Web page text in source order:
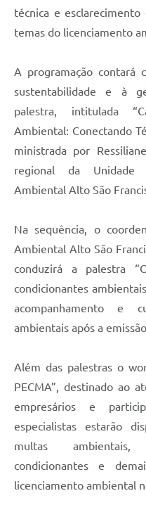
técnica e
temas do licenciamento
A programação contará
sustentabilidade e à
palestra, intitulada
Ambiental: Conectando
ministrada por
regional da Unidade
Ambiental Alto São
Na sequência, o
Ambiental Alto São
conduzirá a palestra
condicionantes
acompanhamento e
ambientais após a
Além das palestras o
PECMA”, destinado ao
empresários e
especialistas estarão
multas ambientais,
condicionantes e
licenciamento ambiental